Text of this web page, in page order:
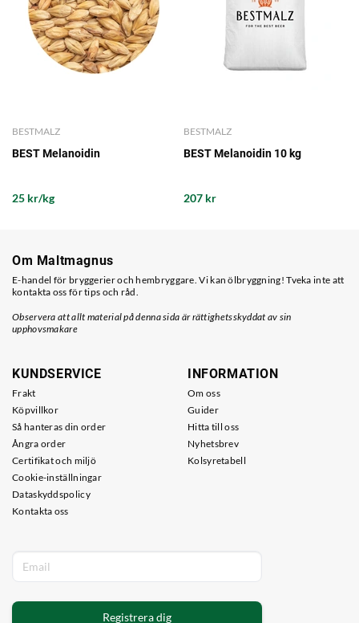
BESTMALZ
BEST Melanoidin
25 kr/kg
BESTMALZ
BEST Melanoidin 10 kg
207 kr
Om Maltmagnus
E-handel för bryggerier och hembryggare. Vi kan ölbryggning! Tveka inte att
kontakta oss för tips och råd.
Observera att allt material på denna sida är rättighetsskyddat av sin
upphovsmakare
KUNDSERVICE
Frakt
Köpvillkor
Så hanteras din order
Ångra order
Certifikat och miljö
Cookie-inställningar
Dataskyddspolicy
Kontakta oss
INFORMATION
Om oss
Guider
Hitta till oss
Nyhetsbrev
Kolsyretabell
Registrera dig